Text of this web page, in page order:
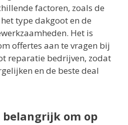
factoren, zoals de
type dakgoot en de
Het is
offertes aan te vragen bij
reparatie bedrijven, zodat
en de beste deal
om op